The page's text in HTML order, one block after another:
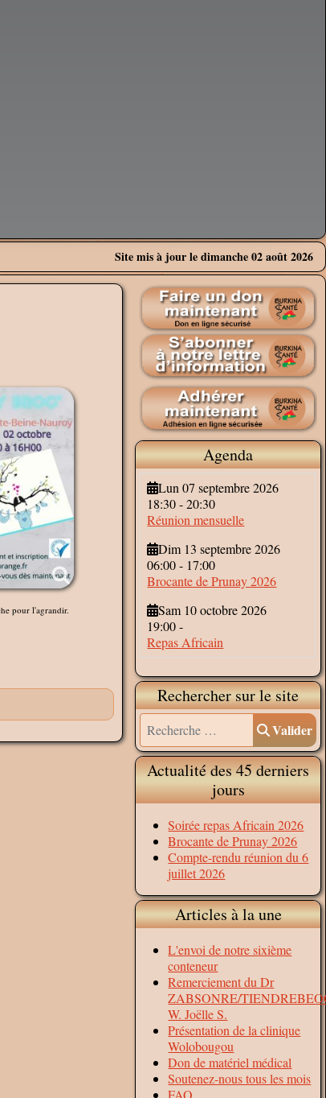
Site mis à jour le dimanche 02 août 2026
pour l'agrandir.
Agenda
Lun 07 septembre 2026
18:30-20:30
Réunion mensuelle
Dim 13 septembre 2026
06:00- 17:00
Brocante de Prunay 2026
Sam 10 octobre 2026
19:00-
Repas Africain
Rechercher sur le site
Valider
Valider
Actualité des 45 derniers
jours
Soirée repas Africain 2026
Brocante de Prunay 2026
Compte-rendu réunion du 6
juillet 2026
Articles à la une
L'envoi de notre sixième
conteneur
Remerciement du Dr
ZABSONRE/
W. Joëlle S.
Présentation de la clinique
Wolobougou
Don de matériel médical
Soutenez-nous tous les mois
FAQ